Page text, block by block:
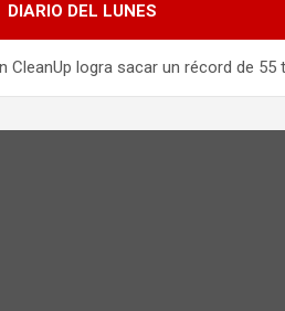
DIARIO DEL LUNES
CleanUp logra sacar un récord de